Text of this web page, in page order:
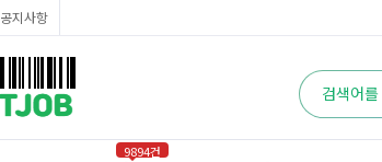
공지사항
9894건